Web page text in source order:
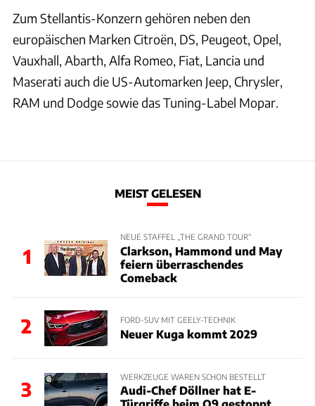
Zum Stellantis-Konzern gehören neben den
europäischen Marken Citroën, DS, Peugeot, Opel,
Vauxhall, Abarth, Alfa Romeo, Fiat, Lancia und
Maserati auch die US-Automarken Jeep, Chrysler,
RAM und Dodge sowie das Tuning-Label Mopar.
MEIST GELESEN
1
NEUE STAFFEL „THE GRAND TOUR“
Clarkson, Hammond und May
feiern überraschendes
Comeback
2 FORD-SUV MIT GEELY-TECHNIK
Neuer Kuga kommt 2029
3
WERKZEUGE WAREN SCHON BESTELLT
Audi-Chef Döllner hat E-